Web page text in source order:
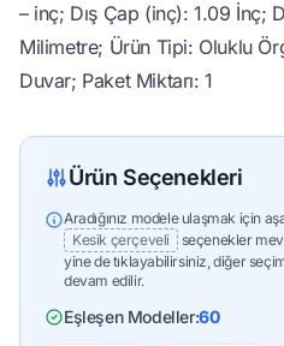
– inç; Dış Çap (inç): 1.09 İnç;
Milimetre; Ürün Tipi: Oluklu
Duvar; Paket Miktarı: 1
Ürün Seçenekleri
Aradığınız modele ulaşmak için
Kesik çerçeveli
seçenekler
yine de tıklayabilirsiniz, diğer
devam edilir.
Eşleşen Modeller:60